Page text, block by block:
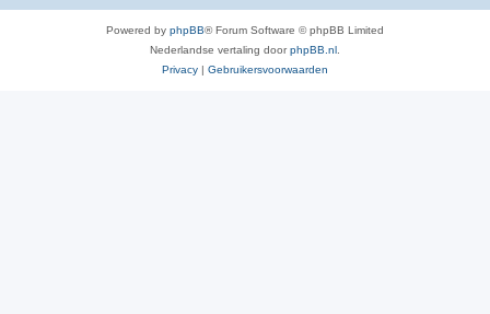
Powered by phpBB® Forum Software © phpBB Limited
Nederlandse vertaling doorphpBB.nl
Privacy | Gebruikersvoorwaarden